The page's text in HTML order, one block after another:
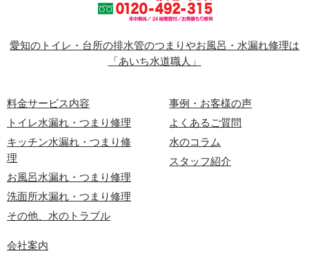
愛知のトイレ・台所の排水管のつまりやお風呂・水漏れ修理は
「あいち水道職人」
料金サービス内容
トイレ水漏れ・つまり修理
キッチン水漏れ・つまり修
理
お風呂水漏れ・つまり修理
洗面所水漏れ・つまり修理
その他、水のトラブル
事例・お客様の声
よくあるご質問
水のコラム
スタッフ紹介
会社案内